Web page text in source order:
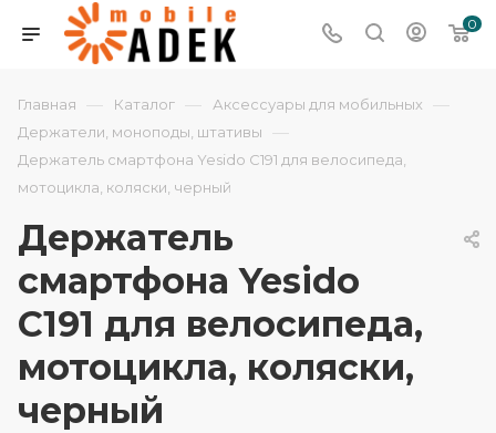
0
Главная — Каталог — Аксессуары для мобильных —
Держатели, моноподы, штативы —
Держатель смартфона Yesido C191 для велосипеда,
мотоцикла, коляски, черный
Держатель
смартфона Yesido
C191 для велосипеда,
мотоцикла, коляски,
черный